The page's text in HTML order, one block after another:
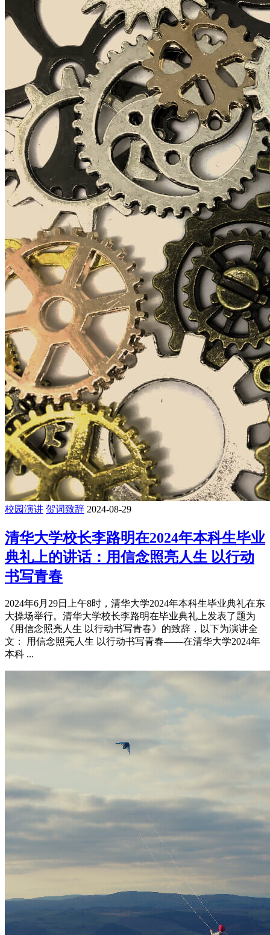
校园演讲 贺词致辞 2024-08-29
清华大学校长李路明在2024年本科生毕业
典礼上的讲话：用信念照亮人生 以行动
书写青春
2024年6月29日上午8时，清华大学2024年本科生毕业典礼在东
大操场举行。清华大学校长李路明在毕业典礼上发表了题为
《用信念照亮人生 以行动书写青春》的致辞，以下为演讲全
文： 用信念照亮人生 以行动书写青春——在清华大学2024年
本科 ...